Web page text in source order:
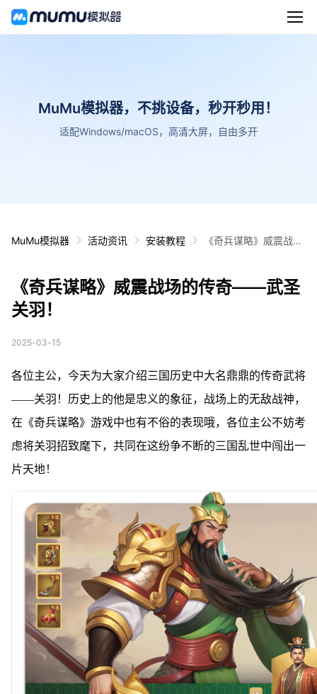
MuMu模拟器，不挑设备，秒开秒用！
适配Windows/macOS，高清大屏，自由多开
MuMu模拟器 活动资讯 安装教程
《奇兵谋略》威震战场
《奇兵谋略》威震战场的传奇——武圣
关羽！
2025-03-15
各位主公，今天为大家介绍三国历史中大名鼎鼎的传奇武将
——关羽！历史上的他是忠义的象征，战场上的无敌战神，
在《奇兵谋略》游戏中也有不俗的表现哦，各位主公不妨考
虑将关羽招致麾下，共同在这纷争不断的三国乱世中闯出一
片天地！